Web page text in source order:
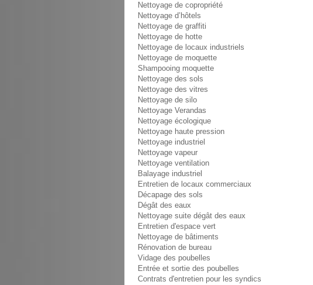
Nettoyage de copropriété
Nettoyage d’hôtels
Nettoyage de graffiti
Nettoyage de hotte
Nettoyage de locaux industriels
Nettoyage de moquette
Shampooing moquette
Nettoyage des sols
Nettoyage des vitres
Nettoyage de silo
Nettoyage Verandas
Nettoyage écologique
Nettoyage haute pression
Nettoyage industriel
Nettoyage vapeur
Nettoyage ventilation
Balayage industriel
Entretien de locaux commerciaux
Décapage des sols
Dégât des eaux
Nettoyage suite dégât des eaux
Entretien d'espace vert
Nettoyage de bâtiments
Rénovation de bureau
Vidage des poubelles
Entrée et sortie des poubelles
Contrats d'entretien pour les syndics